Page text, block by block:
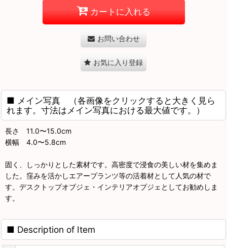
カートに入れる
お問い合わせ
お気に入り登録
■ メイン写真 （各画像をクリックすると大きく見ら
れます。寸法はメイン写真における最大値です。）
長さ 11.0〜15.0cm
横幅 4.0〜5.8cm
固く、しっかりとした素材です。高密度で浸食の美しい材を集めま
した。窪みを活かしエアープランツ等の活着材として人気の材で
す。デスクトップオブジェ・インテリアオブジェとしてお勧めしま
す。
■ Description of Item